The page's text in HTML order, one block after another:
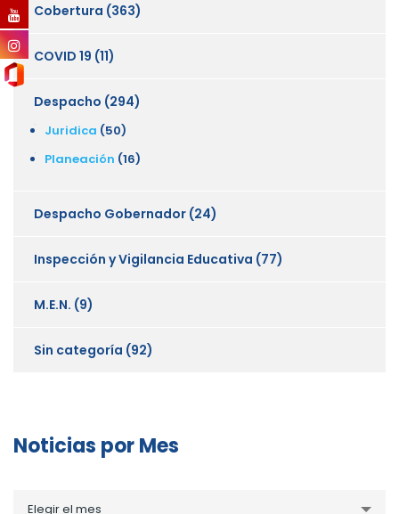
Cobertura (363)
COVID 19 (11)
Despacho (294)
Juridica (50)
Planeación (16)
Despacho Gobernador (24)
Inspección y Vigilancia Educativa (77)
M.E.N. (9)
Sin categoría (92)
Noticias por Mes
Elegir el mes